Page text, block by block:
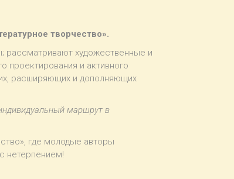
творчество».
рассматривают художественные и
проектирования и активного
расширяющих и дополняющих
маршрут в
где молодые авторы
нетерпением!